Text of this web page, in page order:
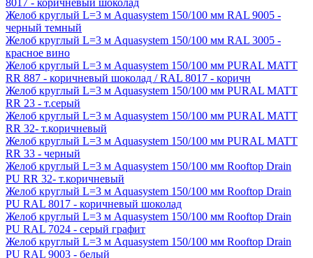
Желоб круглый L=3 м Aquasystem 150/100 мм RAL 9005 -
черный темный
Желоб круглый L=3 м Aquasystem 150/100 мм RAL 3005 -
красное вино
Желоб круглый L=3 м Aquasystem 150/100 мм PURAL MATT
RR 887 - коричневый шоколад / RAL 8017 - коричн
Желоб круглый L=3 м Aquasystem 150/100 мм PURAL MATT
RR 23 - т.серый
Желоб круглый L=3 м Aquasystem 150/100 мм PURAL MATT
RR 32- т.коричневый
Желоб круглый L=3 м Aquasystem 150/100 мм PURAL MATT
RR 33 - черный
Желоб круглый L=3 м Aquasystem 150/100 мм Rooftop Drain
PU RR 32- т.коричневый
Желоб круглый L=3 м Aquasystem 150/100 мм Rooftop Drain
PU RAL 8017 - коричневый шоколад
Желоб круглый L=3 м Aquasystem 150/100 мм Rooftop Drain
PU RAL 7024 - серый графит
Желоб круглый L=3 м Aquasystem 150/100 мм Rooftop Drain
PU RAL 9003 - белый